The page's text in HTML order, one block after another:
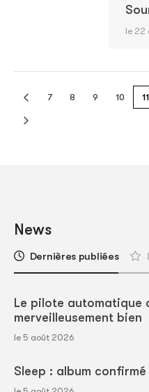
le 22
7 8 9 10 11
News
Dernières publiées
Le pilote automatique
merveilleusement bien
le 5 août 2026
Sleep : album